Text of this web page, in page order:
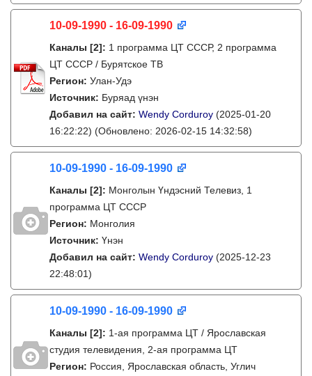
10-09-1990 - 16-09-1990
Каналы [2]: 1 программа ЦТ СССР, 2 программа
ЦТ СССР / Бурятское ТВ
Регион: Улан-Удэ
Источник: Буряад үнэн
Добавил на сайт: Wendy Corduroy (2025-01-20
16:22:22) (Обновлено: 2026-02-15 14:32:58)
10-09-1990 - 16-09-1990
Каналы [2]: Монголын Үндэсний Телевиз, 1
программа ЦТ СССР
Регион: Монголия
Источник: Үнэн
Добавил на сайт: Wendy Corduroy (2025-12-23
22:48:01)
10-09-1990 - 16-09-1990
Каналы [2]: 1-ая программа ЦТ / Ярославская
студия телевидения, 2-ая программа ЦТ
Регион: Россия, Ярославская область, Углич